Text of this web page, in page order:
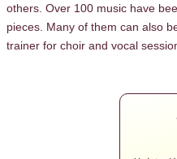
others. Over 100 music have
pieces. Many of them can also
trainer for choir and vocal